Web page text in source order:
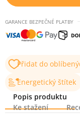
GARANCE BEZPEČNÉ PLATBY
Přidat do
Energetický štítek
Popis produktu
Ke stažení